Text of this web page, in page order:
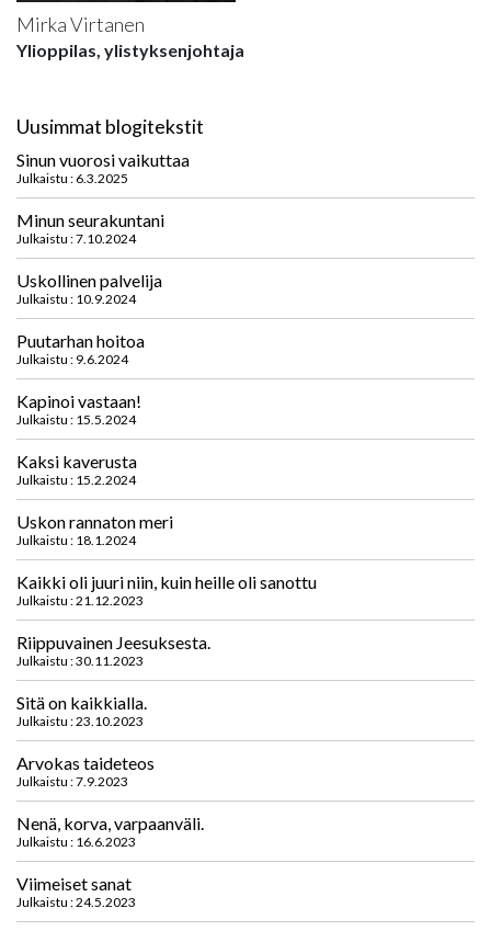
Mirka Virtanen
Ylioppilas, ylistyksenjohtaja
Uusimmat blogitekstit
Sinun vuorosi vaikuttaa
Julkaistu : 6.3.2025
Minun seurakuntani
Julkaistu : 7.10.2024
Uskollinen palvelija
Julkaistu : 10.9.2024
Puutarhan hoitoa
Julkaistu : 9.6.2024
Kapinoi vastaan!
Julkaistu : 15.5.2024
Kaksi kaverusta
Julkaistu : 15.2.2024
Uskon rannaton meri
Julkaistu : 18.1.2024
Kaikki oli juuri niin, kuin heille oli sanottu
Julkaistu : 21.12.2023
Riippuvainen Jeesuksesta.
Julkaistu : 30.11.2023
Sitä on kaikkialla.
Julkaistu : 23.10.2023
Arvokas taideteos
Julkaistu : 7.9.2023
Nenä, korva, varpaanväli.
Julkaistu : 16.6.2023
Viimeiset sanat
Julkaistu : 24.5.2023